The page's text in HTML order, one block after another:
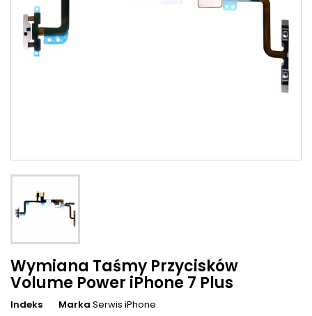
Wymiana Taśmy Przycisków
Volume Power iPhone 7 Plus
Indeks Marka Serwis iPhone